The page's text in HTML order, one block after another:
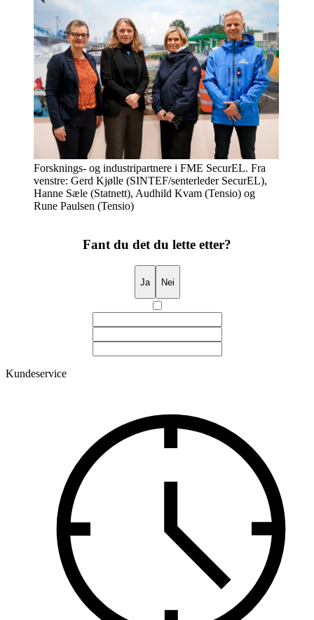
Forsknings- og industripartnere i FME SecurEL. Fra
venstre: Gerd Kjølle (SINTEF/senterleder SecurEL),
Hanne Sæle (Statnett), Audhild Kvam (Tensio) og
Rune Paulsen (Tensio)
Fant du det du lette etter?
Ja Nei
Kundeservice